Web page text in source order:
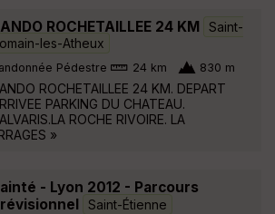
ROCHETAILLEE 24 KM
Saint-
les-Atheux
Pédestre 24 km 830 m
ROCHETAILLEE 24 KM. DEPART
PARKING DU CHATEAU.
ROCHE RIVOIRE. LA
»
- Lyon 2012 - Parcours
Saint-Étienne